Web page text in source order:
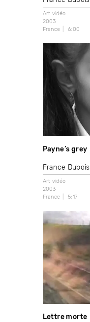
Art vidéo
2003
France
6:00
Payne’s grey
France Dubois
Art vidéo
2003
France
5:17
Lettre morte